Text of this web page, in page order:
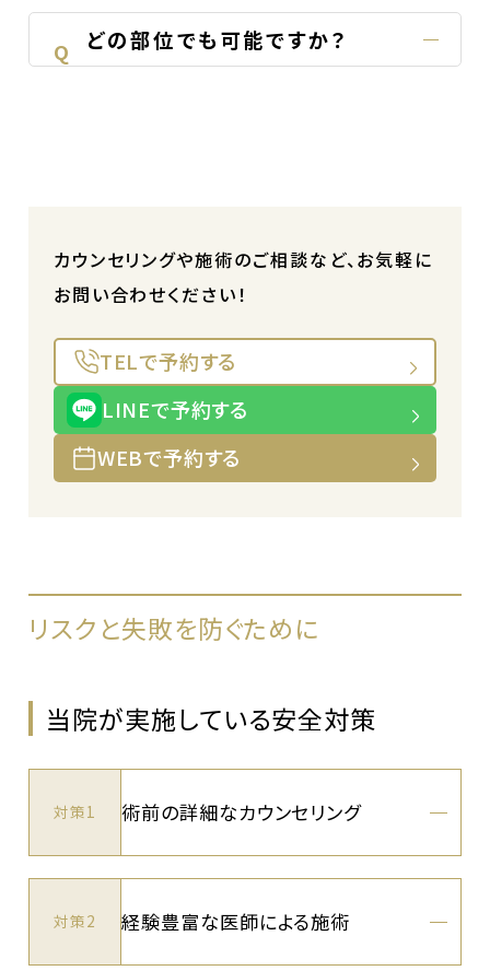
Q どの部位でも可能ですか？
カウンセリングや施術のご相談など、お気軽に
お問い合わせください！
TELで予約する
LINEで予約する
WEBで予約する
リスクと失敗を防ぐために
当院が実施している安全対策
対策1 術前の詳細なカウンセリング
対策2 経験豊富な医師による施術